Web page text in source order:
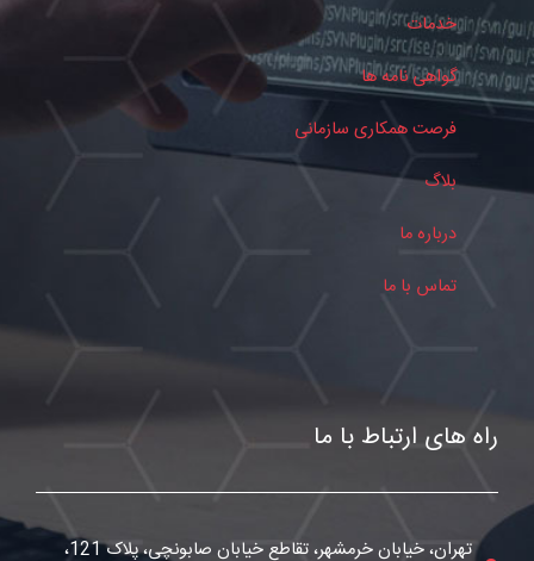
راه های ارتباط با ما
تهران، خیابان خرمشهر، تقاطع خیابان صابونچی، پلاک 121،
خدمات
گواهی نامه ها
فرصت همکاری سازمانی
بلاگ
درباره ما
تماس با ما